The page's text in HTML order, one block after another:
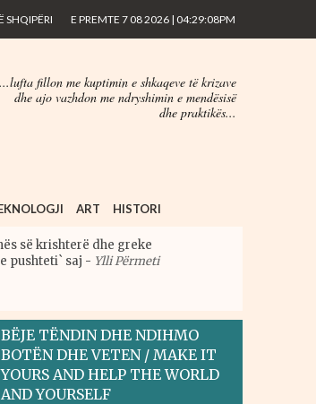
SHQIPËRI E PREMTE 7 08 2026 | 04:29:08PM
...lufta fillon me kuptimin e shkaqeve të krizave
dhe ajo vazhdon me ndryshimin e mendësisë
dhe praktikës...
ART HISTORI
së krishterë dhe greke
pushteti` saj - Ylli Përmeti
BËJE TËNDIN DHE NDIHMO
BOTËN DHE VETEN / MAKE IT
YOURS AND HELP THE WORLD
AND YOURSELF